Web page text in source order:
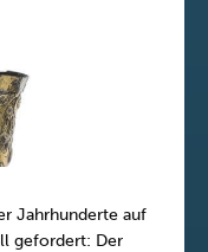
Jahrhunderte auf
gefordert: Der